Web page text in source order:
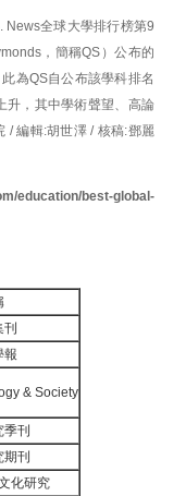
News全球大學排行榜第9
，簡稱QS）公布的
為QS自公布該學科排名
升，其中學術聲望、高論
/ 編輯:胡世澤 / 核稿:鄧麗
education/best-global-
報
& Society
刊
刊
化研究